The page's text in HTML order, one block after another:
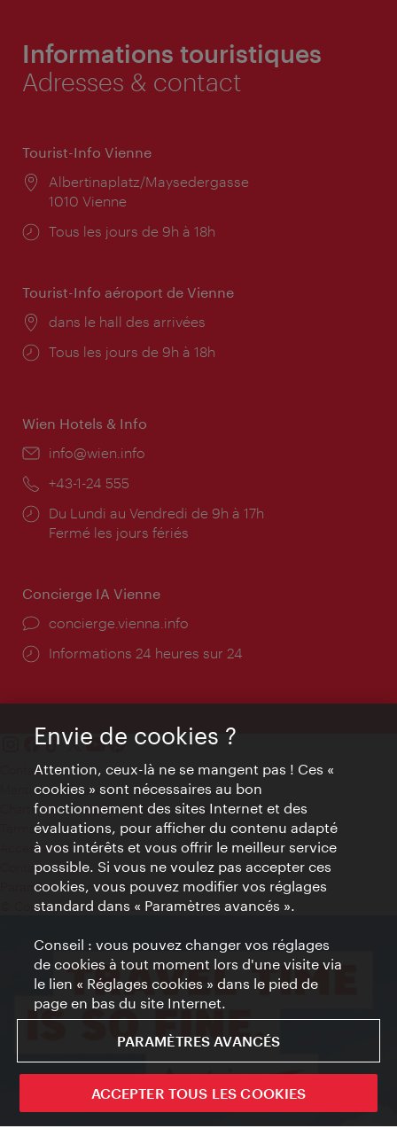
Informations touristiques
Adresses & contact
Tourist-Info Vienne
Lieu:
Albertinaplatz/Maysedergasse
1010 Vienne
Horaires
Tous les jours de 9h à 18h
Tourist-Info aéroport de Vienne
Lieu:
dans le hall des arrivées
Horaires
Tous les jours de 9h à 18h
Wien Hotels & Info
E-
info@wien.info
Téléphone:
+43-1-24 555
Horaires
d'ouverture:
Du Lundi au Vendredi de 9h à 17h
Fermé les jours fériés
Concierge IA Vienne
Ort:
concierge.vienna.info
Öffnungszeiten:
Informations 24 heures sur 24
Contact
Mentions obligatoires
Charte sur le respect de la vie privée
Terms of Use
Accessibilité
Contact presse
Paramètres de cookies
© Copyright WienTourismus
Envie de cookies ?
Attention, ceux-là ne se mangent pas ! Ces «
cookies » sont nécessaires au bon
fonctionnement des sites Internet et des
évaluations, pour afficher du contenu adapté
à vos intérêts et vous offrir le meilleur service
possible. Si vous ne voulez pas accepter ces
cookies, vous pouvez modifier vos réglages
standard dans « Paramètres avancés ».
Conseil : vous pouvez changer vos réglages
de cookies à tout moment lors d'une visite via
le lien « Réglages cookies » dans le pied de
page en bas du site Internet.
PARAMÈTRES AVANCÉS
ACCEPTER TOUS LES COOKIES